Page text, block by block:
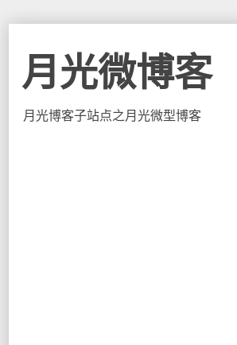
月光微博客
月光博客子站点之月光微型博客